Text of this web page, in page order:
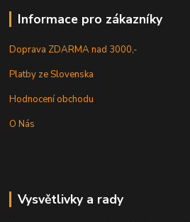
Informace pro zákazníky
Doprava ZDARMA nad 3000,-
Platby ze Slovenska
Hodnocení obchodu
O Nás
Vysvětlivky a rady